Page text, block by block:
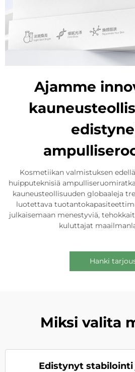
Ajamme
Kosmetiikan valmistuksen
huipputeknisiä
kauneusteollisuuden globaaleja
luotettava
julkaisemaan menestyviä,
kuluttajat
Hanki
Miksi valita
Edistynyt stabilointi